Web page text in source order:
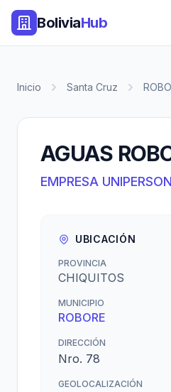
BoliviaHub
Inicio Santa Cruz
AGUAS
EMPRESA
UBICACIÓN
PROVINCIA
CHIQUITOS
MUNICIPIO
ROBORE
DIRECCIÓN
Nro. 78
GEOLOCALIZACIÓN